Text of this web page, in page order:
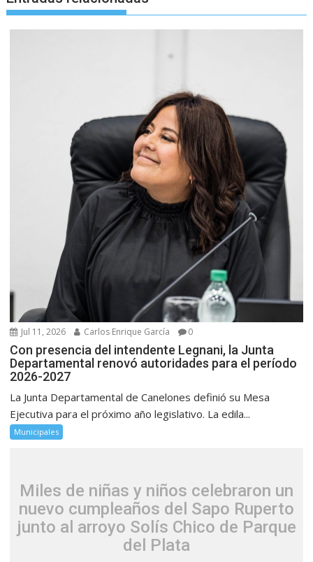
Jul 11, 2026 Carlos Enrique García 0
Con presencia del intendente Legnani, la Junta
Departamental renovó autoridades para el período
2026-2027
La Junta Departamental de Canelones definió su Mesa
Ejecutiva para el próximo año legislativo. La edila...
Municipales
Miles de niñas y niños celebraron un
nuevo cumpleaños del Sapo Ruperto
junto al arroyo Solís Chico de Parque
del Plata